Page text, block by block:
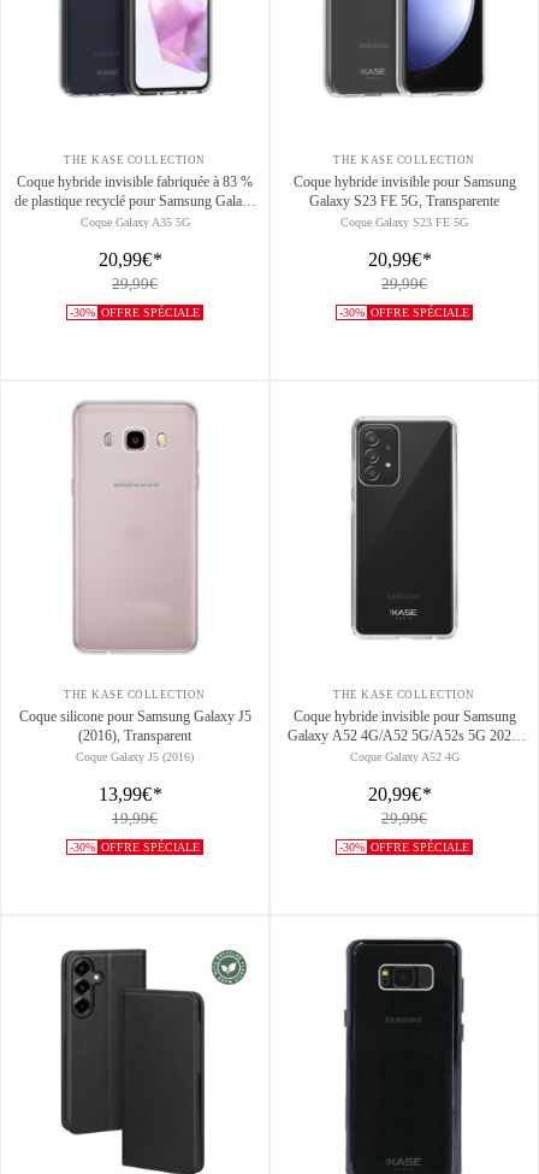
THE KASE COLLECTION
Coque hybride invisible fabriquée à 83 %
de plastique recyclé pour Samsung Galaxy
A35 5G 2024, transparente
Coque Galaxy A35 5G
20,99€*
29,99€
-30% OFFRE SPÉCIALE
THE KASE COLLECTION
Coque hybride invisible pour Samsung
Galaxy S23 FE 5G, Transparente
Coque Galaxy S23 FE 5G
20,99€*
29,99€
-30% OFFRE SPÉCIALE
THE KASE COLLECTION
Coque silicone pour Samsung Galaxy J5
(2016), Transparent
Coque Galaxy J5 (2016)
13,99€*
19,99€
-30% OFFRE SPÉCIALE
THE KASE COLLECTION
Coque hybride invisible pour Samsung
Galaxy A52 4G/A52 5G/A52s 5G 2021,
Transparent
Coque Galaxy A52 4G
20,99€*
29,99€
-30% OFFRE SPÉCIALE